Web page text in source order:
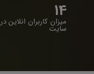
14
میزان کاربران انلاین در
سایت